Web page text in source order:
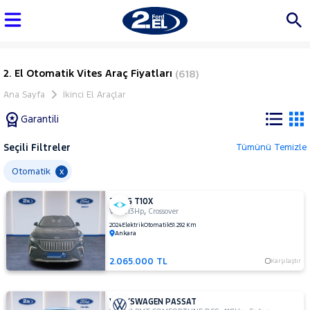
2. El Otomatik Vites Araç Fiyatları (618)
Ana Sayfa İkinci El Araçlar
Garantili
Tüm
Araçlar
AUDI
BMC
BMW
BYD
Seçili Filtreler Tümünü Temizle
Otomatik x
TOGG T10X
V2 , 213Hp,Crossover
2024ElektrikOtomatik51.292 Km
Ankara
2.065.000 TL Karşılaştır
VOLKSWAGEN PASSAT